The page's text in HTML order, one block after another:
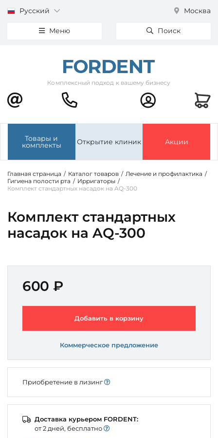
Русский Москва
Меню Поиск
Комплексный подход к вашему бизнесу
Товары и
комплекты Открытие клиник Акции
Главная страница / Каталог товаров / Лечение и профилактика /
Гигиена полости рта / Ирригаторы /
Комплект стандартных насадок на AQ-300
Комплект стандартных
насадок на AQ-300
600 ₽
Добавить в корзину
Коммерческое предложение
Приобретение в лизинг
Доставка курьером FORDENT:
от 2 дней, бесплатно